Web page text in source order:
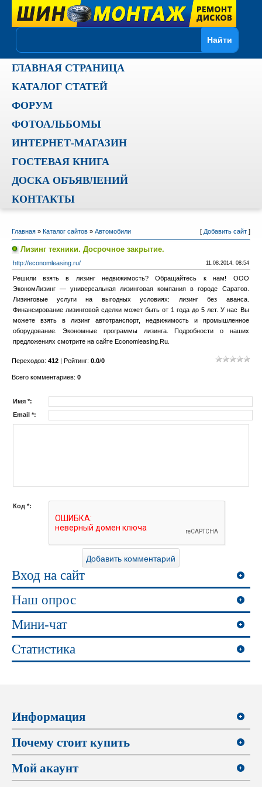
ГЛАВНАЯ СТРАНИЦА
КАТАЛОГ СТАТЕЙ
ФОРУМ
ФОТОАЛЬБОМЫ
ИНТЕРНЕТ-МАГАЗИН
ГОСТЕВАЯ КНИГА
ДОСКА ОБЪЯВЛЕНИЙ
КОНТАКТЫ
Главная» Каталог сайтов» Автомобили [ Добавить сайт]
Лизинг техники. Досрочное закрытие.
http://economleasing.ru/ 11.08.2014, 08:54
Решили взять в лизинг недвижимость? Обращайтесь к нам! ООО
ЭкономЛизинг — универсальная лизинговая компания в городе Саратов.
Лизинговые услуги на выгодных условиях: лизинг без аванса.
Финансирование лизинговой сделки может быть от 1 года до 5 лет. У нас Вы
можете взять в лизинг автотранспорт, недвижимость и промышленное
оборудование. Экономные программы лизинга. Подробности о наших
предложениях смотрите на сайте Economleasing.Ru.
Переходов: 412| Рейтинг: 0.0/0
Всего комментариев: 0
Имя *:
Email *:
Код *:
Вход на сайт
Наш опрос
Мини-чат
Статистика
Информация
Почему стоит купить
Мой акаунт